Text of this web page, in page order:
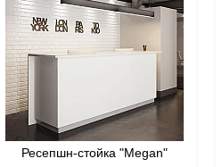
Ресепшн-стойка "Megan"